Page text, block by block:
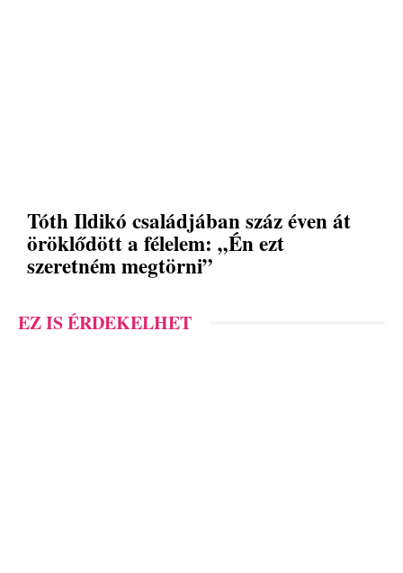
Tóth Ildikó családjában száz éven át
öröklődött a félelem: „Én ezt
szeretném megtörni”
EZ IS ÉRDEKELHET